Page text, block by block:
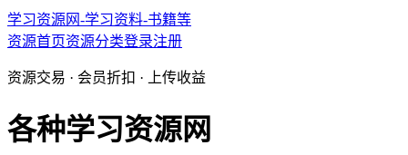
学习资源网-学习资料-书籍等
资源首页资源分类登录注册
资源交易 · 会员折扣 · 上传收益
各种学习资源网